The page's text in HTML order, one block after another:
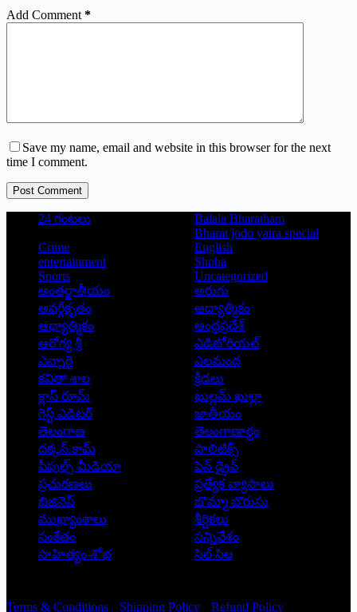
Add Comment *
Save my name, email and website in this browser for the next
time I comment.
Post Comment
24 గంటలు
Balala Bharatham
Bharat jodo yatra special
Crime
English
entertainment
Shoba
Sports
Uncategorized
అంతర్జాతీయం
అరుగు
అవర్గీకృతం
ఆద్యాత్మికం
ఆధ్యాత్మికం
ఆంధ్రప్రదేశ్
ఆరోగ్య శ్రీ
ఎడిటోరియల్
ఎన్నారై
ఎలమంద
కవితా శాల
క్రీడలు
క్లాస్ రూమ్
ఖుల్లమ్ ఖుల్లా
గెస్ట్ ఎడిటర్
జాతీయం
తెలంగాణ
తెలంగాణార్థం
దక్కన్.కామ్
పాలిటిక్స్
పీపుల్స్ ‌మీడియా
పెన్ డ్రైవ్
ప్రచురణలు
ప్రత్యేక వ్యాసాలు
బిజినెస్
బొమ్మా బొరుసు
ముఖ్యాంశాలు
శీర్షికలు
సంకేతం
సన్నివేశం
సాహిత్యం-శోభ
సిల్ సిల
Terms & Conditions Shipping Policy Refund Policy